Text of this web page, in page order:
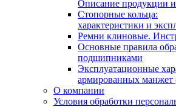
Описание продукции
Стопорные кольца:
характеристики и
Ремни клиновые.
Основные правила
подшипниками
Эксплуатационные
армированных манжет
О компании
Условия обработки